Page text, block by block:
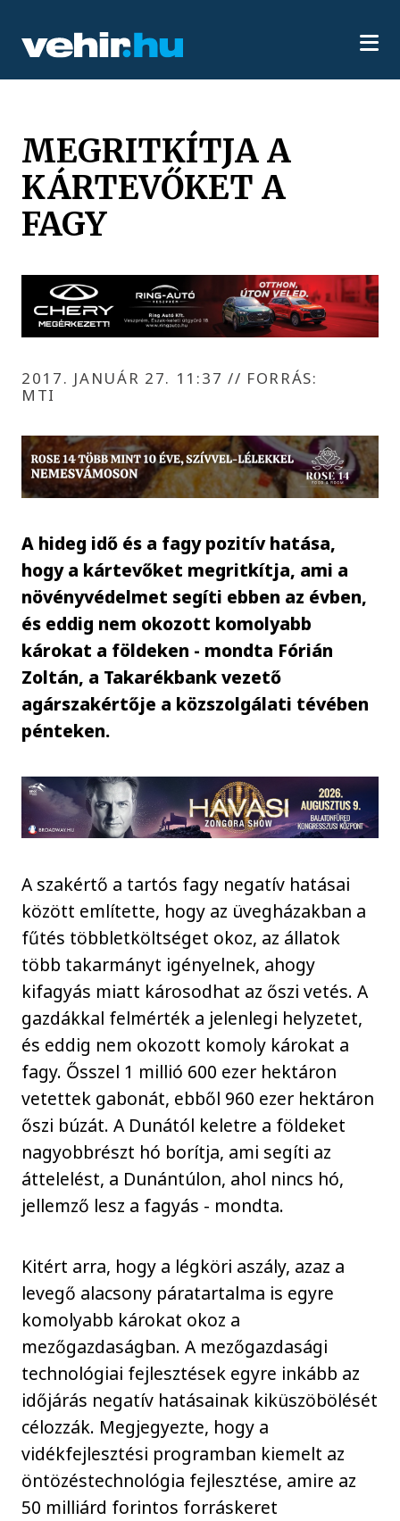
MEGRITKÍTJA A
KÁRTEVŐKET A
FAGY
2017. JANUÁR 27. 11:37 // FORRÁS:
MTI
A hideg idő és a fagy pozitív hatása,
hogy a kártevőket megritkítja, ami a
növényvédelmet segíti ebben az évben,
és eddig nem okozott komolyabb
károkat a földeken - mondta Fórián
Zoltán, a Takarékbank vezető
agárszakértője a közszolgálati tévében
pénteken.
A szakértő a tartós fagy negatív hatásai
között említette, hogy az üvegházakban a
fűtés többletköltséget okoz, az állatok
több takarmányt igényelnek, ahogy
kifagyás miatt károsodhat az őszi vetés. A
gazdákkal felmérték a jelenlegi helyzetet,
és eddig nem okozott komoly károkat a
fagy. Ősszel 1 millió 600 ezer hektáron
vetettek gabonát, ebből 960 ezer hektáron
őszi búzát. A Dunától keletre a földeket
nagyobbrészt hó borítja, ami segíti az
áttelelést, a Dunántúlon, ahol nincs hó,
jellemző lesz a fagyás - mondta.
Kitért arra, hogy a légköri aszály, azaz a
levegő alacsony páratartalma is egyre
komolyabb károkat okoz a
mezőgazdaságban. A mezőgazdasági
technológiai fejlesztések egyre inkább az
időjárás negatív hatásainak kiküszöbölését
célozzák. Megjegyezte, hogy a
vidékfejlesztési programban kiemelt az
öntözéstechnológia fejlesztése, amire az
50 milliárd forintos forráskeret